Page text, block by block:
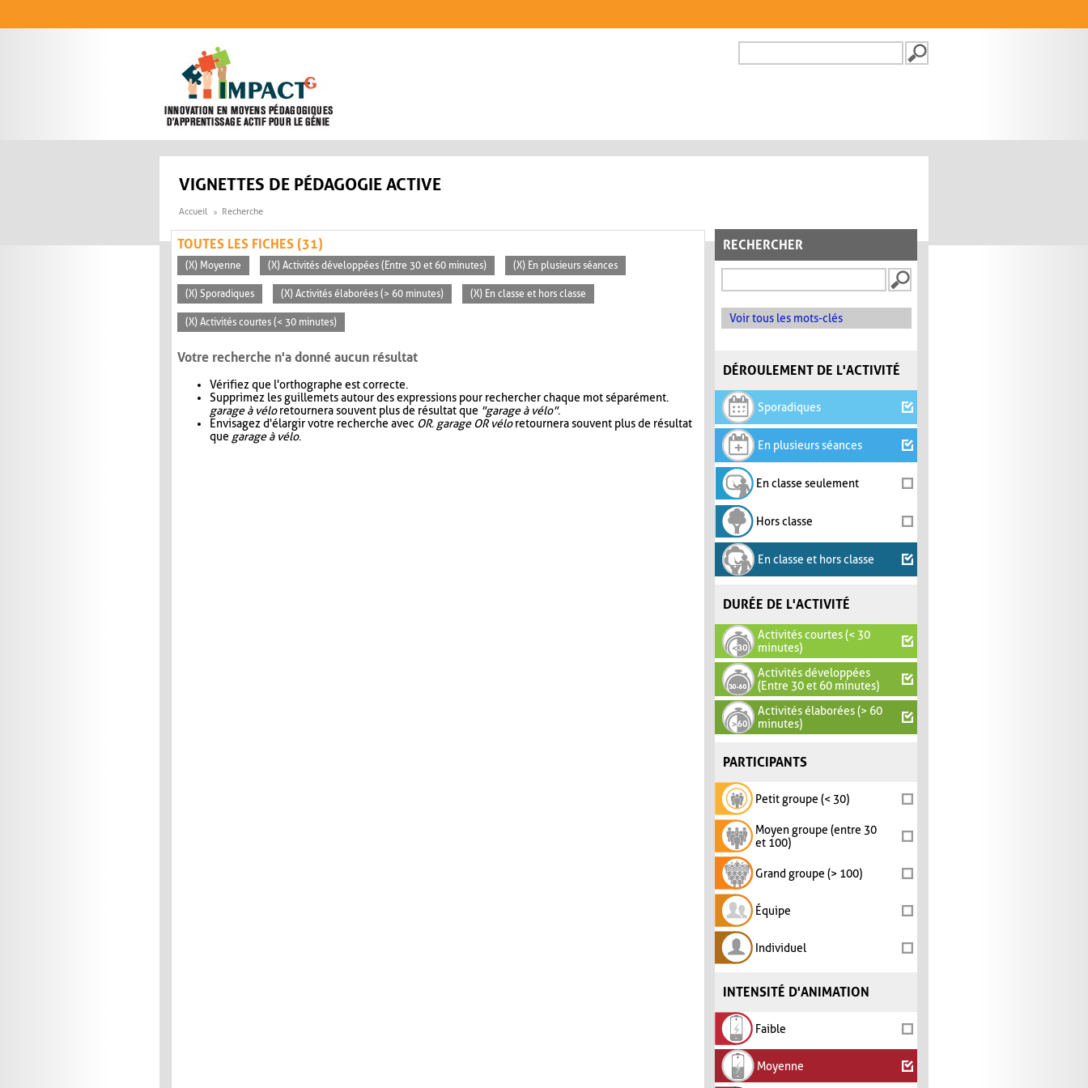
FORMULAIRE DE
VIGNETTES DE PÉDAGOGIE ACTIVE
Accueil Recherche
RECHERCHER
Voir tous les mots-clés
DÉROULEMENT DE L'ACTIVITÉ
Sporadiques
En plusieurs séances
En classe seulement
Hors classe
En classe et hors classe
DURÉE DE L'ACTIVITÉ
Activités courtes (< 30
minutes)
Activités développées
(Entre 30 et 60 minutes)
Activités élaborées (> 60
minutes)
PARTICIPANTS
Petit groupe (< 30)
Moyen groupe (entre 30
et 100)
Grand groupe (> 100)
Équipe
Individuel
INTENSITÉ D'ANIMATION
Faible
Moyenne
TOUTES LES FICHES (31)
(X) Moyenne (X) Activités développées (Entre 30 et 60 minutes) (X) En plusieurs séances
(X) Sporadiques (X) Activités élaborées (> 60 minutes) (X) En classe et hors classe
(X) Activités courtes (< 30 minutes)
Votre recherche n'a donné aucun résultat
Vérifiez que l'orthographe est correcte.
Supprimez les guillemets autour des expressions pour rechercher chaque mot séparément.
garage à véloretournera souvent plus de résultat que "garage à vélo".
Envisagez d'élargir votre recherche avec OR. garage OR véloretournera souvent plus de résultat
que garage à vélo.